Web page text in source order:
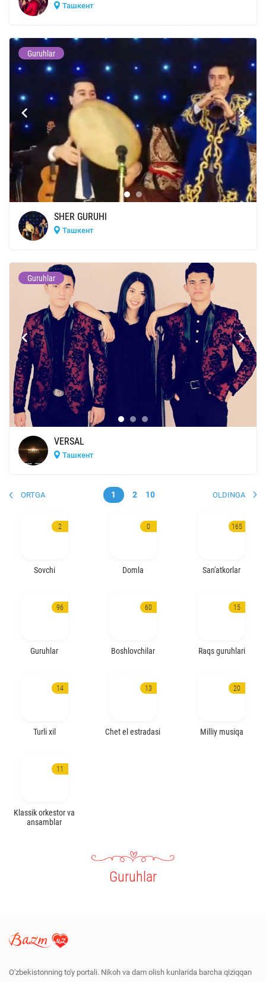
Ташкент
Guruhlar
SHER GURUHI
Ташкент
Guruhlar
VERSAL
Ташкент
ORTGA 1 2 10 OLDINGA
2
Sovchi
0
Domla
165
San'atkorlar
96
Guruhlar
60
Boshlovchilar
15
Raqs guruhlari
14
Turli xil
13
Chet el estradasi
20
Milliy musiqa
11
Klassik orkestor va
ansamblar
Guruhlar
O'zbekistonning to'y portali. Nikoh va dam olish kunlarida barcha qiziqqan